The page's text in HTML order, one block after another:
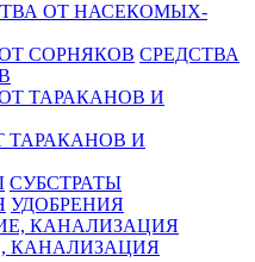
ОТ НАСЕКОМЫХ-
СРЕДСТВА
ТАРАКАНОВ И
СУБСТРАТЫ
УДОБРЕНИЯ
КАНАЛИЗАЦИЯ